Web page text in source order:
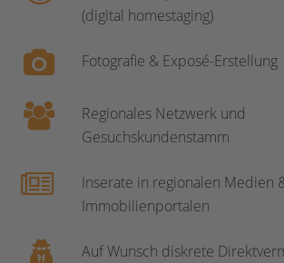
(digital homestaging)
Fotografie & Exposé-Erstellung
Regionales Netzwerk und
Gesuchskundenstamm
Inserate in regionalen Medien
Immobilienportalen
Auf Wunsch diskrete